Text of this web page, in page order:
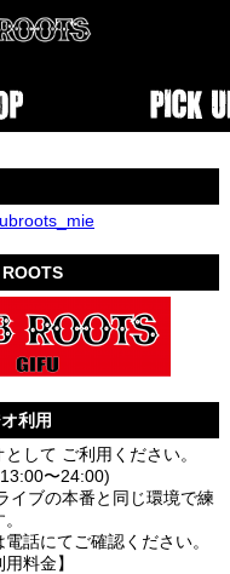
利用
して ご利用ください。
〜24:00)
イブの本番と同じ環境で練
話にてご確認ください。
料金】